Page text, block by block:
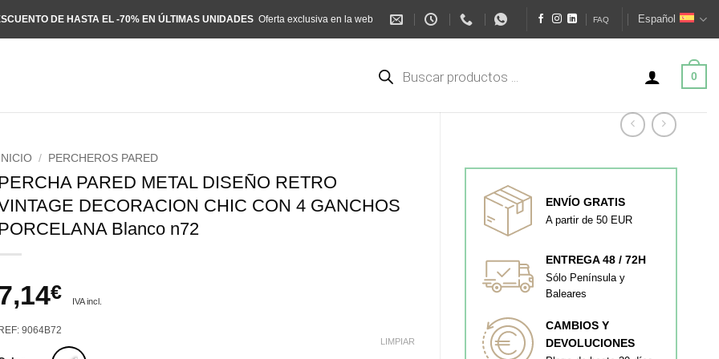
DE HASTA EL -70% EN ÚLTIMAS UNIDADES Oferta exclusiva en la web FAQ Español
productos
0
ENVÍO GRATIS
A partir de 50 EUR
ENTREGA 48 / 72H
Sólo Península y
Baleares
CAMBIOS Y
DEVOLUCIONES
INICIO / PERCHEROS PARED
PARED METAL DISEÑO RETRO
DECORACION CHIC CON 4 GANCHOS
Blanco n72
€ IVA incl.
REF: 9064B72
LIMPIAR